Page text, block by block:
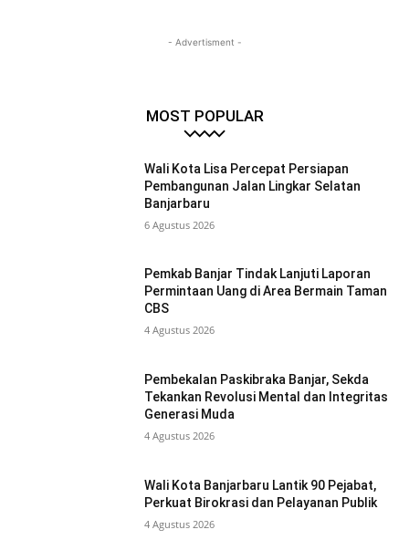
- Advertisment -
MOST POPULAR
Wali Kota Lisa Percepat Persiapan
Pembangunan Jalan Lingkar Selatan
Banjarbaru
6 Agustus 2026
Pemkab Banjar Tindak Lanjuti Laporan
Permintaan Uang di Area Bermain Taman
CBS
4 Agustus 2026
Pembekalan Paskibraka Banjar, Sekda
Tekankan Revolusi Mental dan Integritas
Generasi Muda
4 Agustus 2026
Wali Kota Banjarbaru Lantik 90 Pejabat,
Perkuat Birokrasi dan Pelayanan Publik
4 Agustus 2026